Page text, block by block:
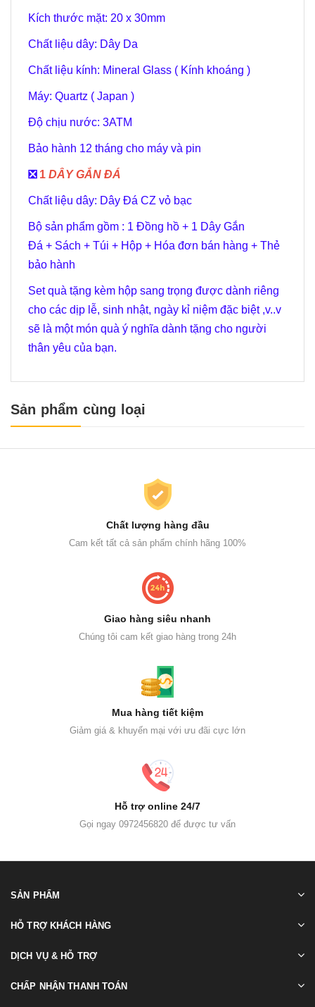
Kích thước mặt: 20 x 30mm
Chất liệu dây: Dây Da
Chất liệu kính: Mineral Glass ( Kính khoáng )
Máy: Quartz ( Japan )
Độ chịu nước: 3ATM
Bảo hành 12 tháng cho máy và pin
️❎ 1 DÂY GẮN ĐÁ
Chất liệu dây: Dây Đá CZ vỏ bạc
Bộ sản phẩm gồm : 1 Đồng hồ + 1 Dây Gắn
Đá + Sách + Túi + Hộp + Hóa đơn bán hàng + Thẻ
bảo hành
Set quà tặng kèm hộp sang trọng được dành riêng
cho các dịp lễ, sinh nhật, ngày kỉ niệm đặc biệt ,v..v
sẽ là một món quà ý nghĩa dành tặng cho người
thân yêu của bạn.
Sản phẩm cùng loại
Chất lượng hàng đầu
Cam kết tất cả sản phẩm chính hãng 100%
Giao hàng siêu nhanh
Chúng tôi cam kết giao hàng trong 24h
Mua hàng tiết kiệm
Giảm giá & khuyến mại với ưu đãi cực lớn
Hỗ trợ online 24/7
Gọi ngay 0972456820 để được tư vấn
SẢN PHẨM
HỖ TRỢ KHÁCH HÀNG
DỊCH VỤ & HỖ TRỢ
CHẤP NHẬN THANH TOÁN